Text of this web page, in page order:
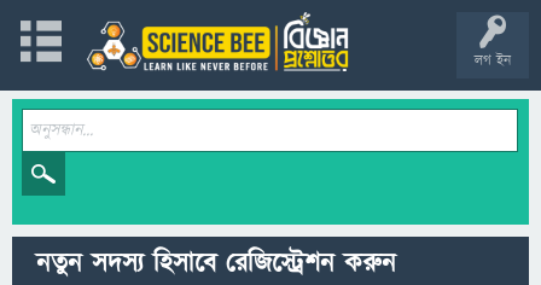
লগ ইন
নতুন সদস্য হিসাবে রেজিস্ট্রেশন করুন